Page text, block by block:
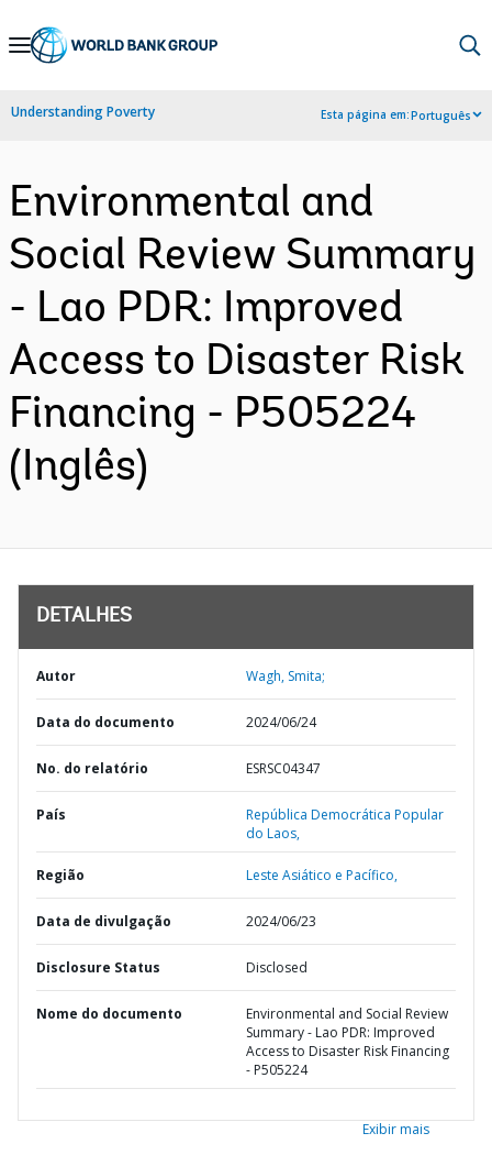
Skip
Navigation
Understanding Poverty Esta página em:Português
Environmental and
Social Review Summary
- Lao PDR: Improved
Access to Disaster Risk
Financing - P505224
(Inglês)
DETALHES
Autor Wagh, Smita;
Data do documento 2024/06/24
No. do relatório ESRSC04347
País
República Democrática Popular
do Laos,
Região Leste Asiático e Pacífico,
Data de divulgação 2024/06/23
Disclosure Status Disclosed
Nome do documento
Environmental and Social Review
Summary - Lao PDR: Improved
Access to Disaster Risk Financing
- P505224
Exibir mais